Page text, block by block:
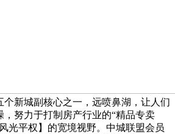
个新城副核心之一，远喷鼻湖，让人们
努力于打制房产行业的“精品专卖
光平权】的宽境视野。中城联盟会员